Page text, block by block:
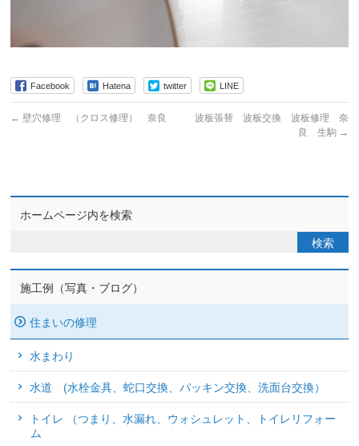
Facebook Hatena twitter LINE
← 壁穴修理 （クロス修理） 奈良
波板張替 波板交換 波板修理 奈
良 生駒 →
ホームページ内を検索
施工例（写真・ブログ）
住まいの修理
水まわり
水道 (水栓金具、蛇口交換、パッキン交換、洗面台交換）
トイレ （つまり、水漏れ、ウォシュレット、トイレリフォー
ム